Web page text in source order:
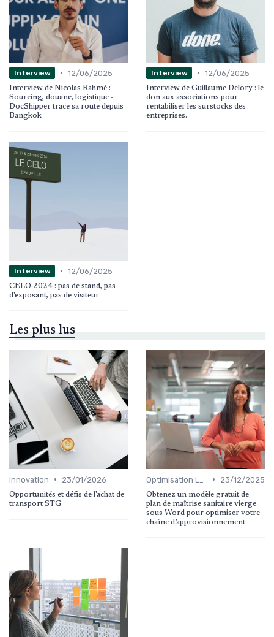
Interview • 12/06/2025
Interview de Nicolas Rahmé :
Sourcing, douane, logistique -
DocShipper trace sa route depuis
Bangkok
Interview • 12/06/2025
Interview de Guillaume Delory : le
don aux associations pour
rentabiliser les surstocks des
entreprises.
Interview • 12/06/2025
CELO 2024 : pas de stand, pas
d'exposant, pas de visiteur
Les plus lus
Innovation • 23/01/2026
Opportunités et défis de l'achat de
transport STG
• 23/12/2025
Obtenez un modèle gratuit de
plan de maîtrise sanitaire vierge
sous Word pour optimiser votre
chaîne d’approvisionnement